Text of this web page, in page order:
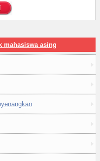
mahasiswa asing